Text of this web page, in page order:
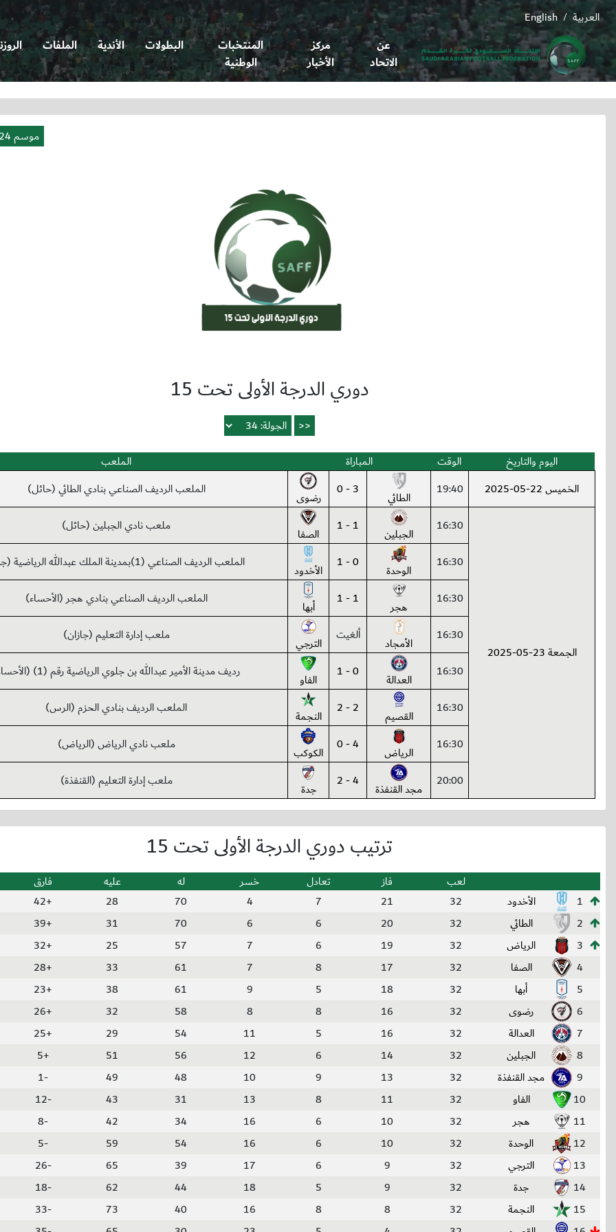
English / العربية
عن
الاتحاد
مركز
الأخبار
المنتخبات
الوطنية
البطولات الأندية الملفات
دوري الدرجة الأولى تحت 15
اليوم والتاريخ الوقت المباراة
الملعب
الخميس 22-05-2025
19:40 الطائي 3 - 0 رضوى الملعب الرديف الصناعي بنادي الطائي (حائل)
الجمعة 23-05-2025
16:30 الجبلين 1 - 1 الصفا ملعب نادي الجبلين (حائل)
16:30 الوحدة 0 - 1 الأخدود الملعب الرديف الصناعي (1)بمدينة الملك عبدالله الرياضية (جدة)
16:30 هجر 1 - 1 أبها الملعب الرديف الصناعي بنادي هجر (الأحساء)
16:30 الأمجاد ألغيت الترجي ملعب إدارة التعليم (جازان)
16:30 العدالة 0 - 1 الفاو رديف مدينة الأمير عبدالله بن جلوي الرياضية رقم (1) (الأحساء)
16:30 القصيم 2 - 2 النجمة الملعب الرديف بنادي الحزم (الرس)
16:30 الرياض 4 - 0 الكوكب ملعب نادي الرياض (الرياض)
20:00 مجد القنفذة 4 - 2 جدة ملعب إدارة التعليم (القنفذة)
ترتيب دوري الدرجة الأولى تحت 15
لعب فاز تعادل خسر له عليه فارق
1
الأخدود 32
21
7
4
70
28
+42
2
الطائي 32
20
6
6
70
31
+39
3
الرياض 32
19
6
7
57
25
+32
4
الصفا 32
17
8
7
61
33
+28
5
أبها 32
18
5
9
61
38
+23
6
رضوى 32
16
8
8
58
32
+26
7
العدالة 32
16
5
11
54
29
+25
8
الجبلين 32
14
6
12
56
51
+5
9
مجد القنفذة 32
13
9
10
48
49
-1
10
الفاو 32
11
8
13
31
43
-12
11
هجر 32
10
6
16
34
42
-8
12
الوحدة 32
10
6
16
54
59
-5
13
الترجي 32
9
6
17
39
65
-26
14
جدة 32
9
5
18
44
62
-18
15
النجمة 32
8
8
16
40
73
-33